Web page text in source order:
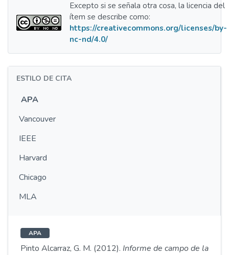
Excepto si se señala otra cosa, la licencia del
ítem se describe como:
https://creativecommons.org/licenses/by-
nc-nd/4.0/
ESTILO DE CITA
APA
Vancouver
IEEE
Harvard
Chicago
MLA
APA
Pinto Alcarraz, G. M. (2012). Informe de campo de la